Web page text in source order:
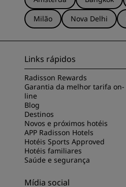
Milão
Nova Delhi
Links rápidos
Radisson Rewards
Garantia da melhor tarifa on-
line
Blog
Destinos
Novos e próximos hotéis
APP Radisson Hotels
Hotéis Sports Approved
Hotéis familiares
Saúde e segurança
Mídia social